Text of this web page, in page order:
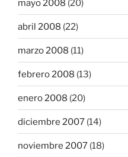
mayo 2008 (20)
abril 2008 (22)
marzo 2008 (11)
febrero 2008 (13)
enero 2008 (20)
diciembre 2007 (14)
noviembre 2007 (18)